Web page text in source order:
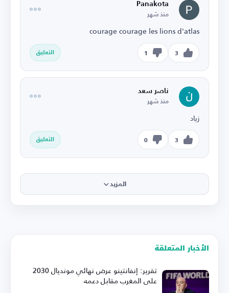
Panakota
منذ شهر
courage courage les lions d'atlas
3
1 التعليق
ناصر سعد
منذ شهر
زياد
3
0 التعليق
المزيد
الأخبار المتعلقة
تقرير: إنفانتينو عرض نهائي مونديال 2030
على المغرب مقابل دعمه